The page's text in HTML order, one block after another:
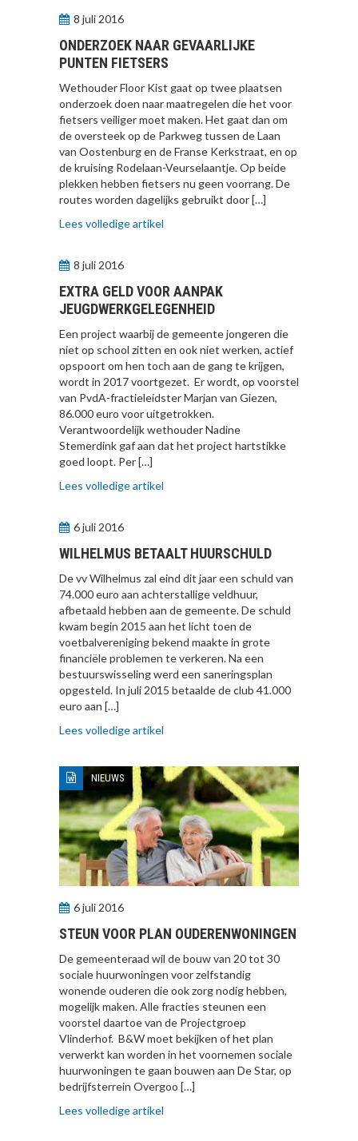
8 juli 2016
ONDERZOEK NAAR GEVAARLIJKE
PUNTEN FIETSERS
Wethouder Floor Kist gaat op twee plaatsen
onderzoek doen naar maatregelen die het voor
fietsers veiliger moet maken. Het gaat dan om
de oversteek op de Parkweg tussen de Laan
van Oostenburg en de Franse Kerkstraat, en op
de kruising Rodelaan-Veurselaantje. Op beide
plekken hebben fietsers nu geen voorrang. De
routes worden dagelijks gebruikt door […]
Lees volledige artikel
8 juli 2016
EXTRA GELD VOOR AANPAK
JEUGDWERKGELEGENHEID
Een project waarbij de gemeente jongeren die
niet op school zitten en ook niet werken, actief
opspoort om hen toch aan de gang te krijgen,
wordt in 2017 voortgezet. Er wordt, op voorstel
van PvdA-fractieleidster Marjan van Giezen,
86.000 euro voor uitgetrokken.
Verantwoordelijk wethouder Nadine
Stemerdink gaf aan dat het project hartstikke
goed loopt. Per […]
Lees volledige artikel
6 juli 2016
WILHELMUS BETAALT HUURSCHULD
De vv Wilhelmus zal eind dit jaar een schuld van
74.000 euro aan achterstallige veldhuur,
afbetaald hebben aan de gemeente. De schuld
kwam begin 2015 aan het licht toen de
voetbalvereniging bekend maakte in grote
financiële problemen te verkeren. Na een
bestuurswisseling werd een saneringsplan
opgesteld. In juli 2015 betaalde de club 41.000
euro aan […]
Lees volledige artikel
NIEUWS
6 juli 2016
STEUN VOOR PLAN OUDERENWONINGEN
De gemeenteraad wil de bouw van 20 tot 30
sociale huurwoningen voor zelfstandig
wonende ouderen die ook zorg nodig hebben,
mogelijk maken. Alle fracties steunen een
voorstel daartoe van de Projectgroep
Vlinderhof. B&W moet bekijken of het plan
verwerkt kan worden in het voornemen sociale
huurwoningen te gaan bouwen aan De Star, op
bedrijfsterrein Overgoo […]
Lees volledige artikel